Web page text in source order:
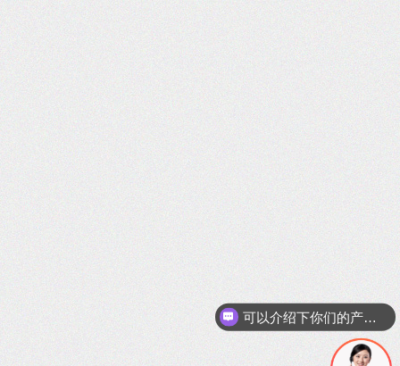
你们是怎么收费的呢